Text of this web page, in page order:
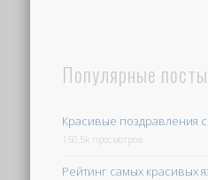
Популярные посты
Красивые поздравления с
150.5k просмотров
Рейтинг самых красивых